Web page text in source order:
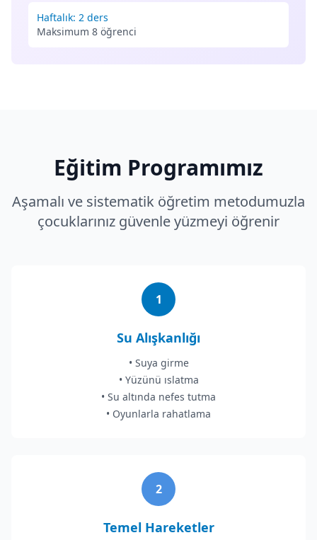
Haftalık: 2 ders
Maksimum 8 öğrenci
Eğitim Programımız
Aşamalı ve sistematik öğretim metodumuzla
çocuklarınız güvenle yüzmeyi öğrenir
1
Su Alışkanlığı
• Suya girme
• Yüzünü ıslatma
• Su altında nefes tutma
• Oyunlarla rahatlama
2
Temel Hareketler